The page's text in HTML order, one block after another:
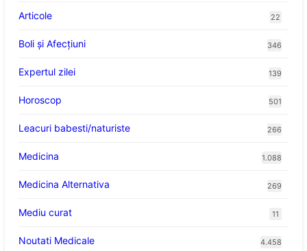
Articole 22
Boli și Afecțiuni 346
Expertul zilei 139
Horoscop 501
Leacuri babesti/naturiste 266
Medicina 1.088
Medicina Alternativa 269
Mediu curat 11
Noutati Medicale 4.458